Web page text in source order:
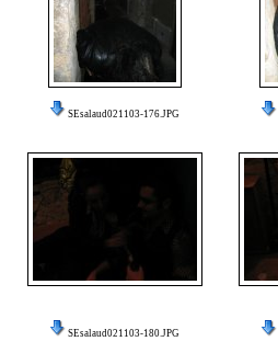
SEsalaud021103-176.JPG
SEsalaud021103-180.JPG